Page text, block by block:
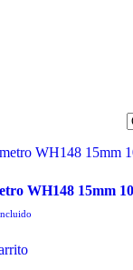
WH148 15mm